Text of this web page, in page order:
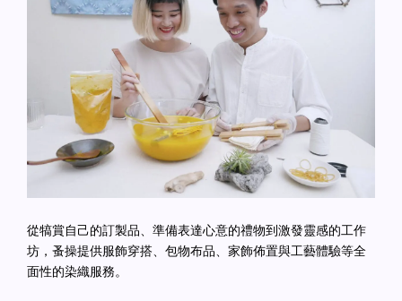
從犒賞自己的訂製品、準備表達心意的禮物到激發靈感的工作
坊，蚤操提供服飾穿搭、包物布品、家飾佈置與工藝體驗等全
面性的染織服務。